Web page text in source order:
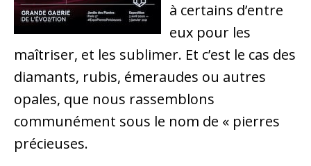
à certains d’entre
eux pour les
maîtriser, et les sublimer. Et c’est le cas des
diamants, rubis, émeraudes ou autres
opales, que nous rassemblons
communément sous le nom de « pierres
précieuses.